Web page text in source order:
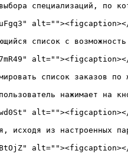
специализаций, по
список с
список заказов по
нажимает на
исходя из настроенных